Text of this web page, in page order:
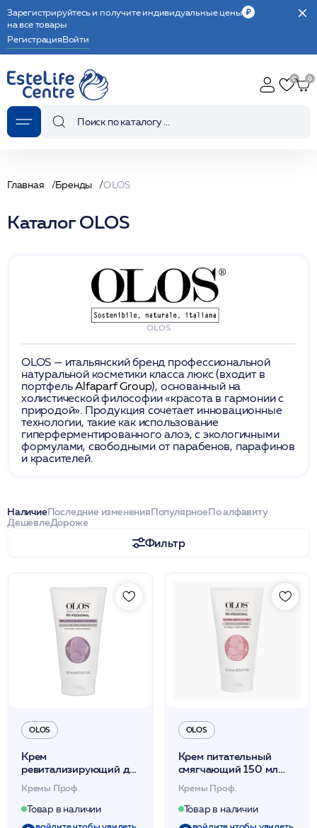
Зарегистрируйтесь и получите индивидуальные цены
на все товары
РегистрацияВойти
Главная Бренды OLOS
Каталог OLOS
OLOS
OLOS — итальянский бренд профессиональной
натуральной косметики класса люкс (входит в
портфельAlfaparf Group), основанный на
холистической философии «красота в гармонии с
природой». Продукция сочетает инновационные
технологии, такие как использование
гиперферментированного алоэ, с экологичными
формулами, свободными от парабенов, парафинов
и красителей.
НаличиеПоследние измененияПопулярноеПо алфавиту
ДешевлеДороже
Фильтр
OLOS
Крем
ревитализирующий для
молодости кожи 150
мл /OLOS
Кремы Проф.
Товар в наличии
OLOS
Крем питательный
смягчающий 150 мл
/OLOS
Кремы Проф.
Товар в наличии